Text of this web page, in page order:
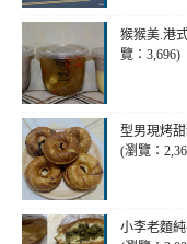
猴猴美.港
覽：3,696)
型男現烤
(瀏覽：
小李老麵